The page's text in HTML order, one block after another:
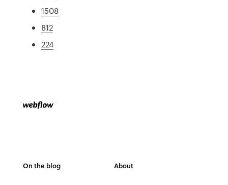
1508
812
224
On the blog About